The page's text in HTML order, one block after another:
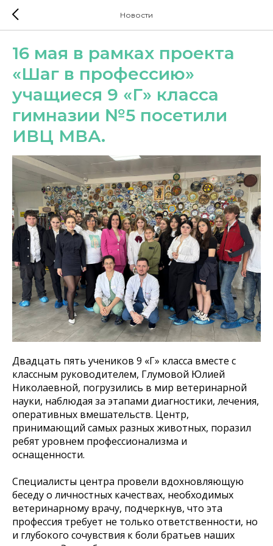
Новости
16 мая в рамках проекта
«Шаг в профессию»
учащиеся 9 «Г» класса
гимназии №5 посетили
ИВЦ МВА.
Двадцать пять учеников 9 «Г» класса вместе с
классным руководителем, Глумовой Юлией
Николаевной, погрузились в мир ветеринарной
науки, наблюдая за этапами диагностики, лечения,
оперативных вмешательств. Центр,
принимающий самых разных животных, поразил
ребят уровнем профессионализма и
оснащенности.
Специалисты центра провели вдохновляющую
беседу о личностных качествах, необходимых
ветеринарному врачу, подчеркнув, что эта
профессия требует не только ответственности, но
и глубокого сочувствия к боли братьев наших